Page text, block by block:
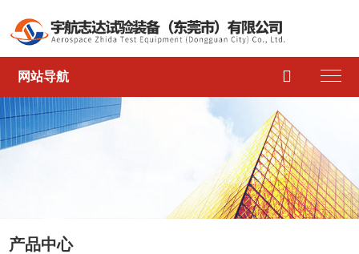
网站导航 
产品中心